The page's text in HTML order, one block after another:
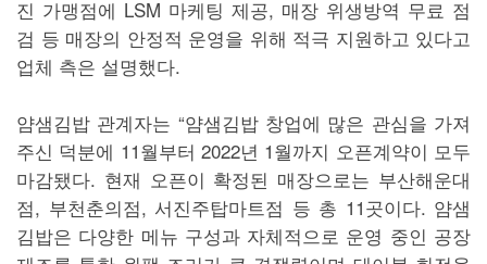
진 가맹점에 LSM 마케팅 제공, 매장 위생방역 무료 점
검 등 매장의 안정적 운영을 위해 적극 지원하고 있다고
업체 측은 설명했다.
얌샘김밥 관계자는 “얌샘김밥 창업에 많은 관심을 가져
주신 덕분에 11월부터 2022년 1월까지 오픈계약이 모두
마감됐다. 현재 오픈이 확정된 매장으로는 부산해운대
점, 부천춘의점, 서진주탑마트점 등 총 11곳이다. 얌샘
김밥은 다양한 메뉴 구성과 자체적으로 운영 중인 공장